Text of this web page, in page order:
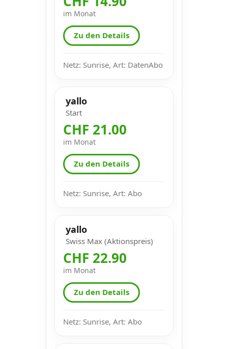
im Monat
Zu den Details
Netz: Sunrise, Art: DatenAbo
yallo
Start
CHF 21.00
im Monat
Zu den Details
Netz: Sunrise, Art: Abo
yallo
Swiss Max (Aktionspreis)
CHF 22.90
im Monat
Zu den Details
Netz: Sunrise, Art: Abo